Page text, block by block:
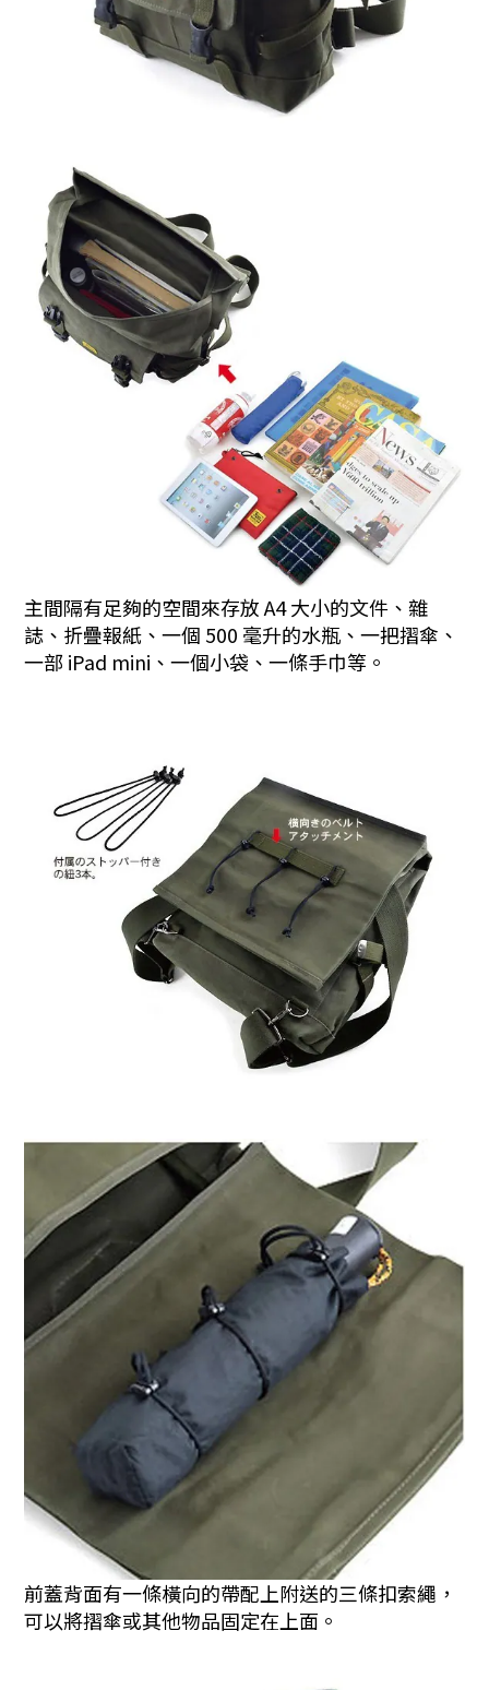
主間隔有足夠的空間來存放 A4 大小的文件、雜
誌、折疊報紙、一個 500 毫升的水瓶、一把摺傘、
一部 iPad mini、一個小袋、一條手巾等。
前蓋背面有一條橫向的帶配上附送的三條扣索繩，
可以將摺傘或其他物品固定在上面。